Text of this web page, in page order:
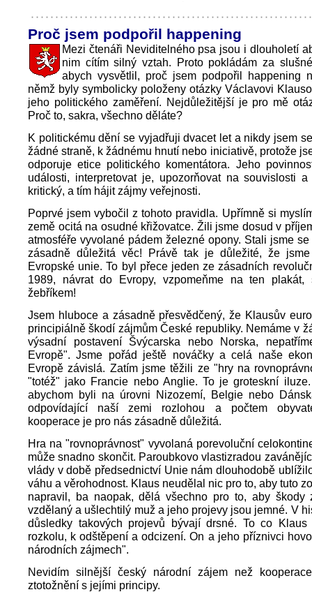
Proč jsem podpořil happening
Mezi čtenáři Neviditelného psa jsou i dlouholetí
nim cítím silný vztah. Proto pokládám za
abych vysvětlil, proč jsem podpořil happening
němž byly symbolicky položeny otázky Václavovi
jeho politického zaměření. Nejdůležitější je pro mě
Proč to, sakra, všechno děláte?
K politickému dění se vyjadřuji dvacet let a nikdy jsem
žádné straně, k žádnému hnutí nebo iniciativě, protože
odporuje etice politického komentátora. Jeho
události, interpretovat je, upozorňovat na souvislosti
kritický, a tím hájit zájmy veřejnosti.
Poprvé jsem vybočil z tohoto pravidla. Upřímně si
země ocitá na osudné křižovatce. Žili jsme dosud v
atmosféře vyvolané pádem železné opony. Stali jsme
zásadně důležitá věc! Právě tak je důležité, že
Evropské unie. To byl přece jeden ze zásadních
1989, návrat do Evropy, vzpomeňme na ten
žebříkem!
Jsem hluboce a zásadně přesvědčený, že Klausův
principiálně škodí zájmům České republiky. Nemáme v
výsadní postavení Švýcarska nebo Norska,
Evropě". Jsme pořád ještě nováčky a celá naše
Evropě závislá. Zatím jsme těžili ze "hry na
"totéž" jako Francie nebo Anglie. To je groteskní
abychom byli na úrovni Nizozemí, Belgie nebo
odpovídající naší zemi rozlohou a počtem
kooperace je pro nás zásadně důležitá.
Hra na "rovnoprávnost" vyvolaná porevoluční
může snadno skončit. Paroubkovo vlastizradou
vlády v době předsednictví Unie nám dlouhodobě
váhu a věrohodnost. Klaus neudělal nic pro to, aby tuto
napravil, ba naopak, dělá všechno pro to, aby škody
vzdělaný a ušlechtilý muž a jeho projevy jsou jemné. V
důsledky takových projevů bývají drsné. To co
rozkolu, k odštěpení a odcizení. On a jeho příznivci
národních zájmech".
Nevidím silnější český národní zájem než
ztotožnění s jejími principy.